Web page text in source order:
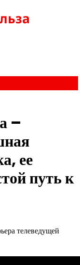
–
ее
путь к